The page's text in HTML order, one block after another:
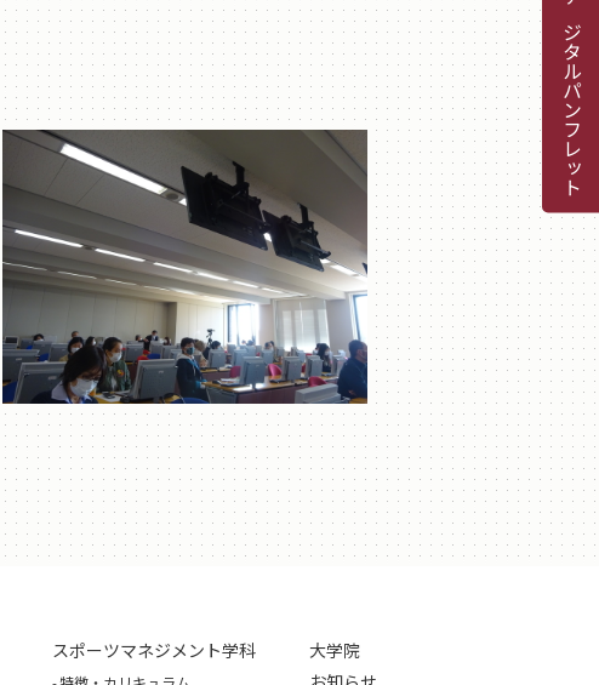
デジタルパンフレット
スポーツマネジメント学科
大学院